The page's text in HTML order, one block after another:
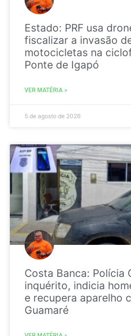
Estado: PRF usa
fiscalizar a invasão
motocicletas na
Ponte de Igapó
VER MATÉRIA »
5 de agosto de 2026
Costa Banca: Polícia
inquérito, indicia
e recupera aparelho
Guamaré